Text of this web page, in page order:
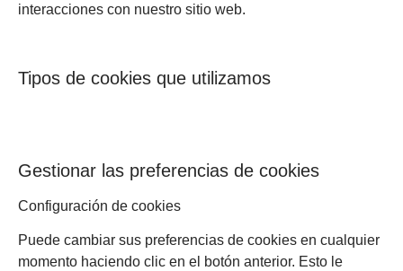
interacciones con nuestro sitio web.
Tipos de cookies que utilizamos
Gestionar las preferencias de cookies
Configuración de cookies
Puede cambiar sus preferencias de cookies en cualquier
momento haciendo clic en el botón anterior. Esto le